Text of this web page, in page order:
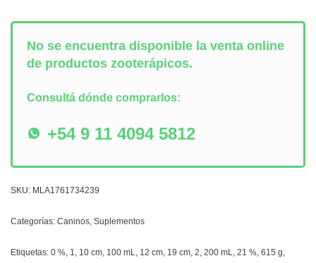
No se encuentra disponible la venta online
de productos zooterápicos.
Consultá dónde comprarlos:
+54 9 11 4094 5812
SKU: MLA1761734239
Categorías: Caninos, Suplementos
Etiquetas: 0 %, 1, 10 cm, 100 mL, 12 cm, 19 cm, 2, 200 mL, 21 %, 615 g,